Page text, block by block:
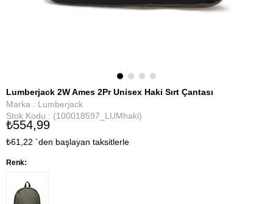
Lumberjack 2W Ames 2Pr Unisex Haki Sırt Çantası
Marka : Lumberjack
Stok Kodu
(100018597_LUMhaki)
₺554,99
₺61,22 `den başlayan taksitlerle
Renk: